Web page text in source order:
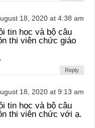
18, 2020 at 4:38 am
tin học và bộ câu
thi viên chức giáo
Reply
18, 2020 at 9:13 am
tin học và bộ câu
thi viên chức với ạ.